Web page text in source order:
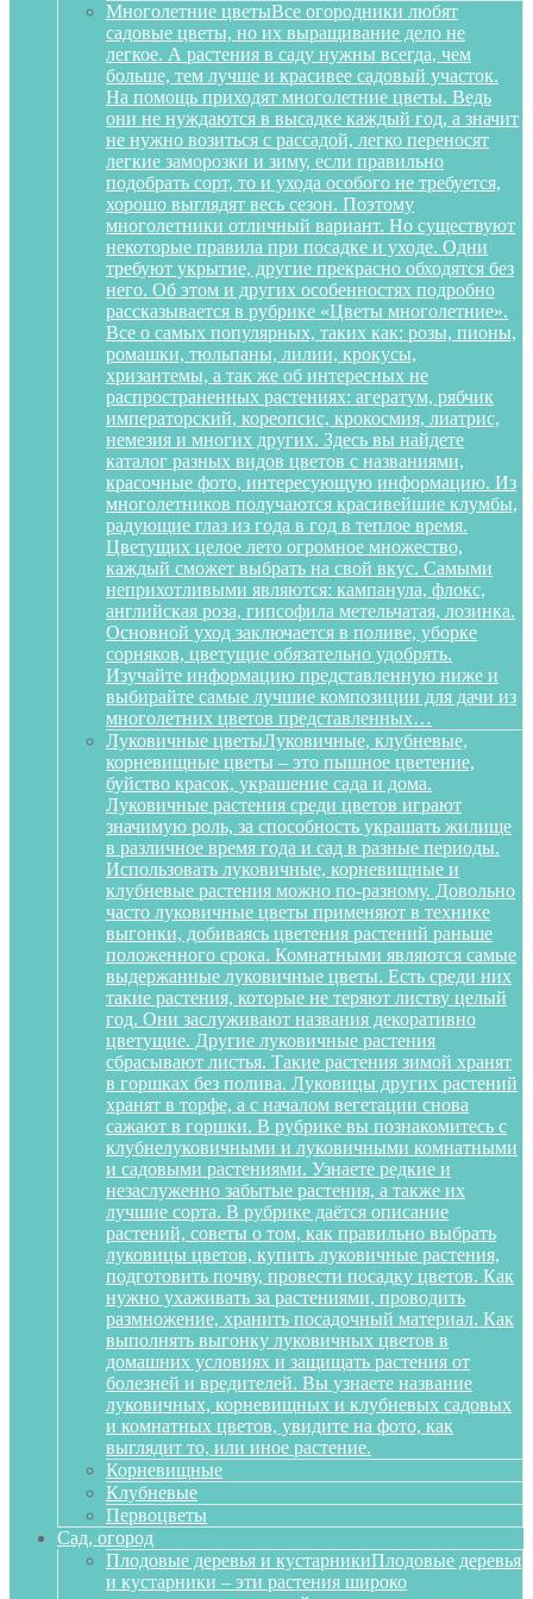
Многолетние цветыВсе огородники любят
садовые цветы, но их выращивание дело не
легкое. А растения в саду нужны всегда, чем
больше, тем лучше и красивее садовый участок.
На помощь приходят многолетние цветы. Ведь
они не нуждаются в высадке каждый год, а значит
не нужно возиться с рассадой, легко переносят
легкие заморозки и зиму, если правильно
подобрать сорт, то и ухода особого не требуется,
хорошо выглядят весь сезон. Поэтому
многолетники отличный вариант. Но существуют
некоторые правила при посадке и уходе. Одни
требуют укрытие, другие прекрасно обходятся без
него. Об этом и других особенностях подробно
рассказывается в рубрике «Цветы многолетние».
Все о самых популярных, таких как: розы, пионы,
ромашки, тюльпаны, лилии, крокусы,
хризантемы, а так же об интересных не
распространенных растениях: агератум, рябчик
императорский, кореопсис, крокосмия, лиатрис,
немезия и многих других. Здесь вы найдете
каталог разных видов цветов с названиями,
красочные фото, интересующую информацию. Из
многолетников получаются красивейшие клумбы,
радующие глаз из года в год в теплое время.
Цветущих целое лето огромное множество,
каждый сможет выбрать на свой вкус. Самыми
неприхотливыми являются: кампанула, флокс,
английская роза, гипсофила метельчатая, лозинка.
Основной уход заключается в поливе, уборке
сорняков, цветущие обязательно удобрять.
Изучайте информацию представленную ниже и
выбирайте самые лучшие композиции для дачи из
многолетних цветов представленных…
Луковичные цветыЛуковичные, клубневые,
корневищные цветы – это пышное цветение,
буйство красок, украшение сада и дома.
Луковичные растения среди цветов играют
значимую роль, за способность украшать жилище
в различное время года и сад в разные периоды.
Использовать луковичные, корневищные и
клубневые растения можно по-разному. Довольно
часто луковичные цветы применяют в технике
выгонки, добиваясь цветения растений раньше
положенного срока. Комнатными являются самые
выдержанные луковичные цветы. Есть среди них
такие растения, которые не теряют листву целый
год. Они заслуживают названия декоративно
цветущие. Другие луковичные растения
сбрасывают листья. Такие растения зимой хранят
в горшках без полива. Луковицы других растений
хранят в торфе, а с началом вегетации снова
сажают в горшки. В рубрике вы познакомитесь с
клубнелуковичными и луковичными комнатными
и садовыми растениями. Узнаете редкие и
незаслуженно забытые растения, а также их
лучшие сорта. В рубрике даётся описание
растений, советы о том, как правильно выбрать
луковицы цветов, купить луковичные растения,
подготовить почву, провести посадку цветов. Как
нужно ухаживать за растениями, проводить
размножение, хранить посадочный материал. Как
выполнять выгонку луковичных цветов в
домашних условиях и защищать растения от
болезней и вредителей. Вы узнаете название
луковичных, корневищных и клубневых садовых
и комнатных цветов, увидите на фото, как
выглядит то, или иное растение.
Корневищные
Клубневые
Первоцветы
Сад, огород
Плодовые деревья и кустарникиПлодовые деревья
и кустарники – эти растения широко